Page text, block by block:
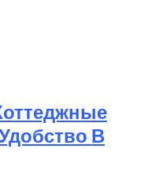
В